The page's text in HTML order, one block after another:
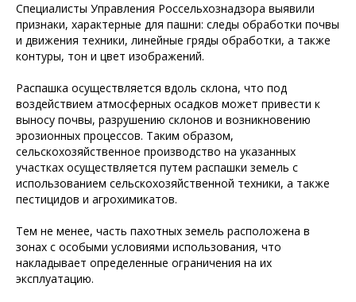
Специалисты Управления Россельхознадзора выявили
признаки, характерные для пашни: следы обработки почвы
и движения техники, линейные гряды обработки, а также
контуры, тон и цвет изображений.
Распашка осуществляется вдоль склона, что под
воздействием атмосферных осадков может привести к
выносу почвы, разрушению склонов и возникновению
эрозионных процессов. Таким образом,
сельскохозяйственное производство на указанных
участках осуществляется путем распашки земель с
использованием сельскохозяйственной техники, а также
пестицидов и агрохимикатов.
Тем не менее, часть пахотных земель расположена в
зонах с особыми условиями использования, что
накладывает определенные ограничения на их
эксплуатацию.